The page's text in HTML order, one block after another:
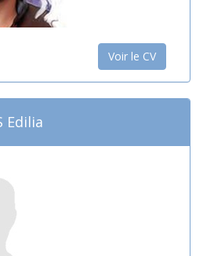
Voir le CV
Edilia